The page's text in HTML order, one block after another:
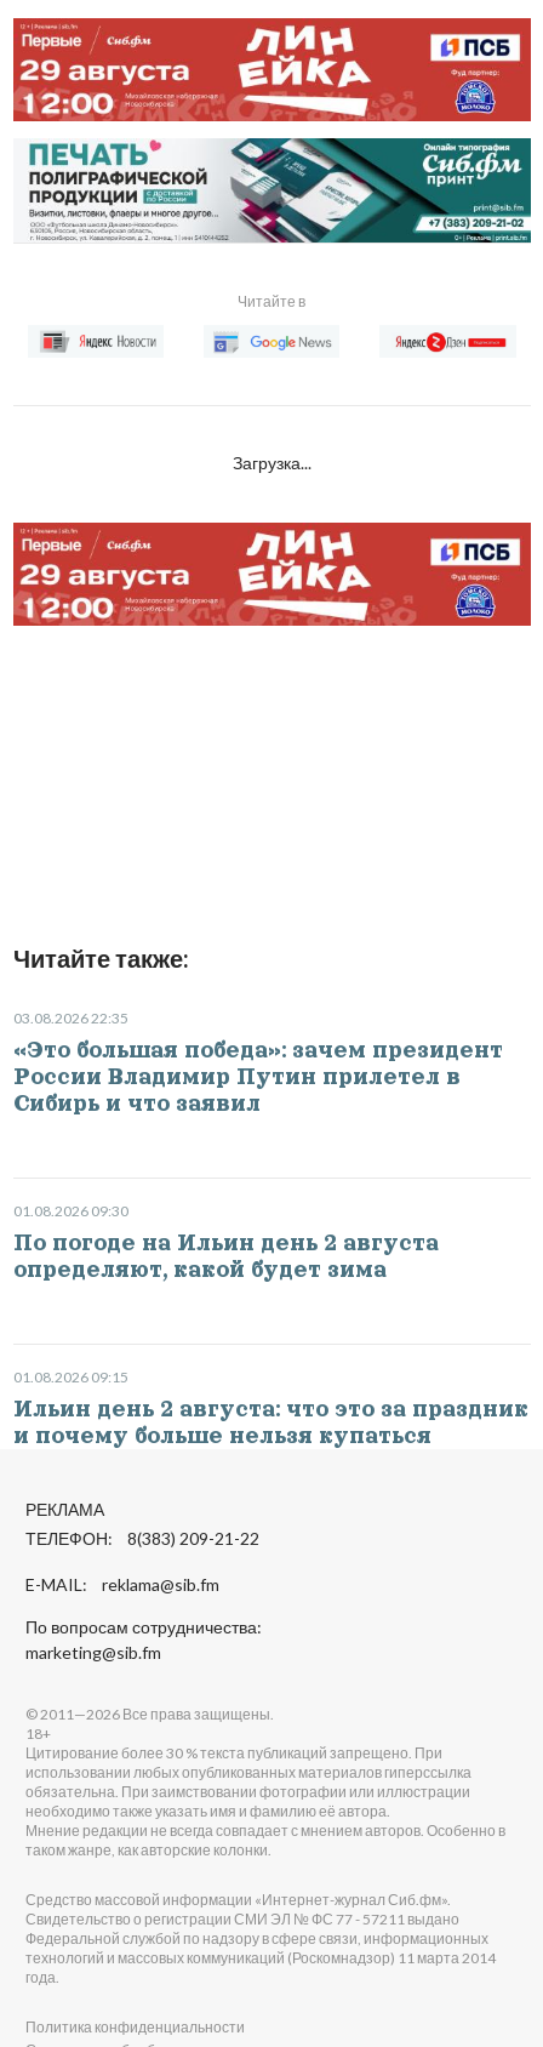
Читайте в
Загрузка...
Читайте также:
03.08.2026 22:35
«Это большая победа»: зачем президент
России Владимир Путин прилетел в
Сибирь и что заявил
01.08.2026 09:30
По погоде на Ильин день 2 августа
определяют, какой будет зима
01.08.2026 09:15
Ильин день 2 августа: что это за праздник
и почему больше нельзя купаться
РЕКЛАМА
ТЕЛЕФОН: 8(383) 209-21-22
E-MAIL: reklama@sib.fm
По вопросам сотрудничества:
marketing@sib.fm
© 2011—2026 Все права защищены.
18+
Цитирование более 30 % текста публикаций запрещено. При
использовании любых опубликованных материалов гиперссылка
обязательна. При заимствовании фотографии или иллюстрации
необходимо также указать имя и фамилию её автора.
Мнение редакции не всегда совпадает с мнением авторов. Особенно в
таком жанре, как авторские колонки.
Средство массовой информации «Интернет-журнал Сиб.фм».
Свидетельство о регистрации СМИ ЭЛ № ФС 77 - 57211 выдано
Федеральной службой по надзору в сфере связи, информационных
технологий и массовых коммуникаций (Роскомнадзор) 11 марта 2014
года.
Политика конфиденциальности